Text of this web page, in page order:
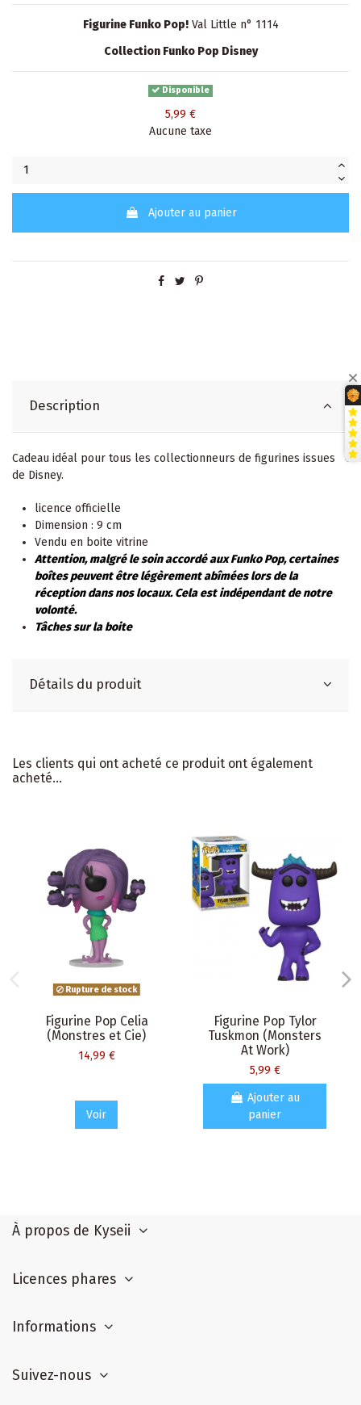
Figurine Funko Pop!Val Little n° 1114
Collection Funko Pop Disney
Disponible
5,99 €
Aucune taxe
Ajouter au panier
Description
Cadeau idéal pour tous les collectionneurs de figurines issues
de Disney.
licence officielle
Dimension : 9 cm
Vendu en boite vitrine
Attention, malgré le soin accordé aux Funko Pop, certaines
boîtes peuvent être légèrement abîmées lors de la
réception dans nos locaux. Cela est indépendant de notre
volonté.
Tâches sur la boite
Détails du produit
Les clients qui ont acheté ce produit ont également
acheté...
Rupture de stock
Figurine Pop Celia
(Monstres et Cie)
14,99 €
Voir
Figurine Pop Tylor
Tuskmon (Monsters
At Work)
5,99 €
Ajouter au
panier
À propos de Kyseii
Licences phares
Informations
Suivez-nous